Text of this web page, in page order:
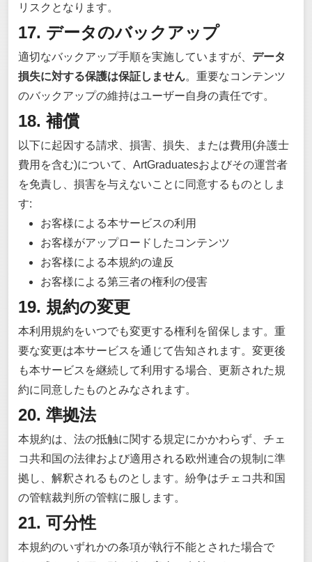
リスクとなります。
17. データのバックアップ
適切なバックアップ手順を実施していますが、 データ
損失に対する保護は保証しません。重要なコンテンツ
のバックアップの維持はユーザー自身の責任です。
18. 補償
以下に起因する請求、損害、損失、または費用(弁護士
費用を含む)について、ArtGraduatesおよびその運営者
を免責し、損害を与えないことに同意するものとしま
す:
お客様による本サービスの利用
お客様がアップロードしたコンテンツ
お客様による本規約の違反
お客様による第三者の権利の侵害
19. 規約の変更
本利用規約をいつでも変更する権利を留保します。重
要な変更は本サービスを通じて告知されます。変更後
も本サービスを継続して利用する場合、更新された規
約に同意したものとみなされます。
20. 準拠法
本規約は、法の抵触に関する規定にかかわらず、チェ
コ共和国の法律および適用される欧州連合の規制に準
拠し、解釈されるものとします。紛争はチェコ共和国
の管轄裁判所の管轄に服します。
21. 可分性
本規約のいずれかの条項が執行不能とされた場合で